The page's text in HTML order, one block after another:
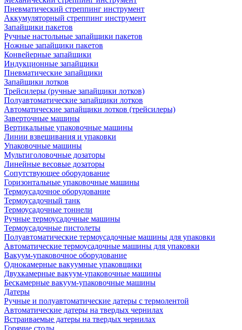
Пневматический стреппинг инструмент
Аккумуляторный стреппинг инструмент
Запайщики пакетов
Ручные настольные запайщики пакетов
Ножные запайщики пакетов
Конвейерные запайщики
Индукционные запайщики
Пневматические запайщики
Запайщики лотков
Трейсилеры (ручные запайщики лотков)
Полуавтоматические запайщики лотков
Автоматические запайщики лотков (трейсилеры)
Заверточные машины
Вертикальные упаковочные машины
Линии взвешивания и упаковки
Упаковочные машины
Мультиголовочные дозаторы
Линейные весовые дозаторы
Сопутствующее оборудование
Горизонтальные упаковочные машины
Термоусадочное оборудование
Термоусадочный танк
Термоусадочные тоннели
Ручные термоусадочные машины
Термоусадочные пистолеты
Полуавтоматические термоусадочные машины для упаковки
Автоматические термоусадочные машины для упаковки
Вакуум-упаковочное оборудование
Однокамерные вакуумные упаковщики
Двухкамерные вакуум-упаковочные машины
Бескамерные вакуум-упаковочные машины
Датеры
Ручные и полуавтоматические датеры с термолентой
Автоматические датеры на твердых чернилах
Встраиваемые датеры на твердых чернилах
Горячие столы